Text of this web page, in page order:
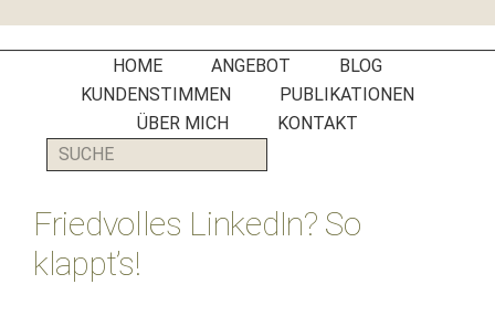
Social
Media
Manager
PR-
Agenturen
HOME ANGEBOT
BLOG
KUNDENSTIMMEN
PUBLIKATIONEN
ÜBER MICH
KONTAKT
SUCHE
Friedvolles LinkedIn? So
klappt’s!